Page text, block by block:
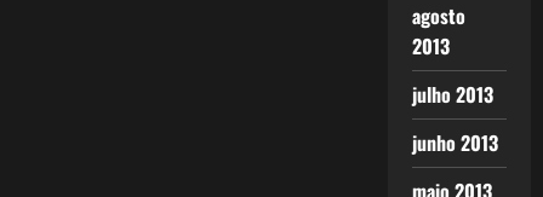
agosto
2013
julho 2013
junho 2013
maio 2013